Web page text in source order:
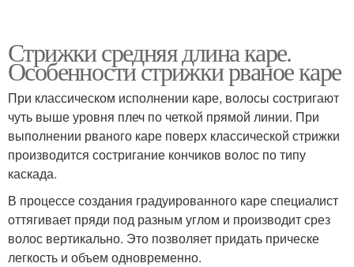
Стрижки средняя длина каре.
Особенности стрижки рваное каре
При классическом исполнении каре, волосы состригают
чуть выше уровня плеч по четкой прямой линии. При
выполнении рваного каре поверх классической стрижки
производится состригание кончиков волос по типу
каскада.
В процессе создания градуированного каре специалист
оттягивает пряди под разным углом и производит срез
волос вертикально. Это позволяет придать прическе
легкость и объем одновременно.